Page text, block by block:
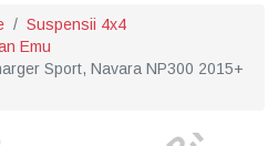
Suspensii 4x4
Emu
Sport, Navara NP300 2015+